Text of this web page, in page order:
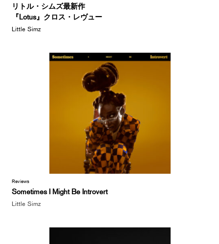
リトル・シムズ最新作
『Lotus』クロス・レヴュー
Little Simz
Reviews
Sometimes I Might Be Introvert
Little Simz